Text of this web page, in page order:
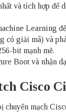
và tích hợp
Learning
có giải mã) và
bit mạnh mẽ.
Boot và nhận
Cisco
chuyển mạch